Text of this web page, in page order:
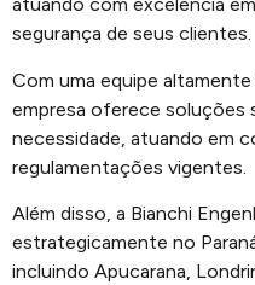
atuando com excelência
segurança de seus clientes.
Com uma equipe
empresa oferece soluções
necessidade, atuando em
regulamentações vigentes.
Além disso, a Bianchi
estrategicamente no
incluindo Apucarana,